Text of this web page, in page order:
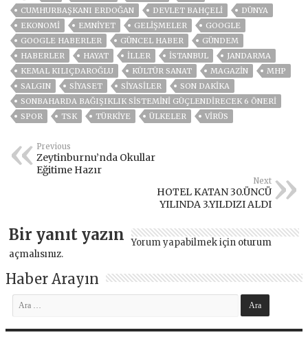
CUMHURBAŞKANI ERDOĞAN
DEVLET BAHÇELİ
DÜNYA
EKONOMİ
EMNİYET GELIŞMELER
GOOGLE
GOOGLE HABERLER
GÜNCEL HABER
GÜNDEM
HABERLER
HAYAT İLLER ISTANBUL
JANDARMA
KEMAL KILIÇDAROĞLU
KÜLTÜR SANAT MAGAZİN
MHP
SALGIN
SİYASET SİYASİLER
SON DAKIKA
SONBAHARDA BAĞIŞIKLIK SISTEMINI GÜÇLENDIRECEK 6 ÖNERI
SPOR
TSK TÜRKİYE ÜLKELER VIRÜS
Previous
Zeytinburnu’nda Okullar
Eğitime Hazır
Next
HOTEL KATAN 30.ÜNCÜ
YILINDA 3.YILDIZI ALDI
Bir yanıt yazın Yorum yapabilmek için oturum
açmalısınız.
Haber Arayın